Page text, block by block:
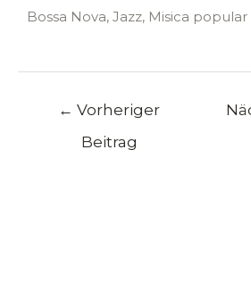
Bossa Nova, Jazz, Misica
← Vorheriger
Beitrag